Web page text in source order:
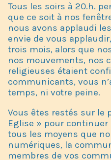
Tous les soirs à 20.h.
que ce soit à nos
nous avons applaudi
envie de vous
trois mois, alors que
nos mouvements, nos
religieuses étaient
communicants, vous
temps, ni votre peine.
Vous êtes restés sur le
Eglise » pour
tous les moyens que
numériques, la
membres de vos